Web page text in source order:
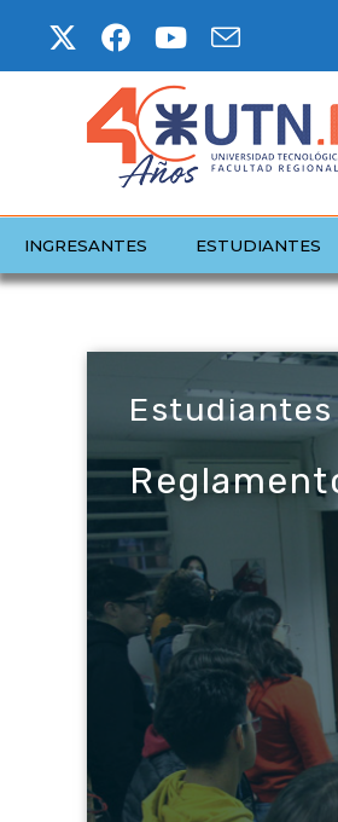
INGRESANTES ESTUDIANTES
Estudiantes